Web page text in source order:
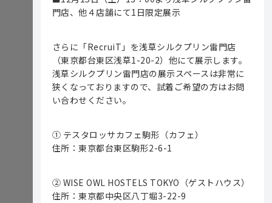
門店、他４店舗にて1日限定展示
さらに「RecruiT」を浅草シルクプリン雷門店
（東京都台東区浅草1-20-2）他にて展示します。
浅草シルクプリン雷門店の展示スペースは非常に
狭くなっておりますので、試着ご希望の方はお問
い合わせください。
① テスタロッサカフェ駒形（カフェ）
住所：東京都台東区駒形2-6-1
② WISE OWL HOSTELS TOKYO（ゲストハウス）
住所：東京都中央区八丁堀3-22-9